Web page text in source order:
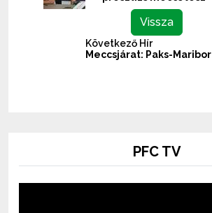
Vissza
Következő Hír
Meccsjárat: Paks-Maribor
PFC TV